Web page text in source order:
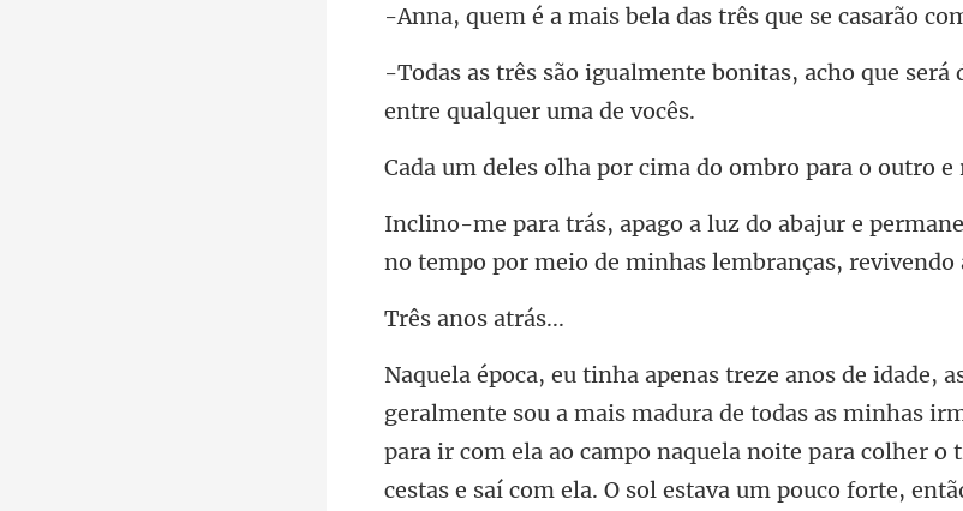
bela das três que s
s, acho que
cima do ombro para o
no tempo por meio de m
nos at
para ir com ela ao campo naquela noite para colher o
cestas e saí com ela. O sol estava um pouco forte,